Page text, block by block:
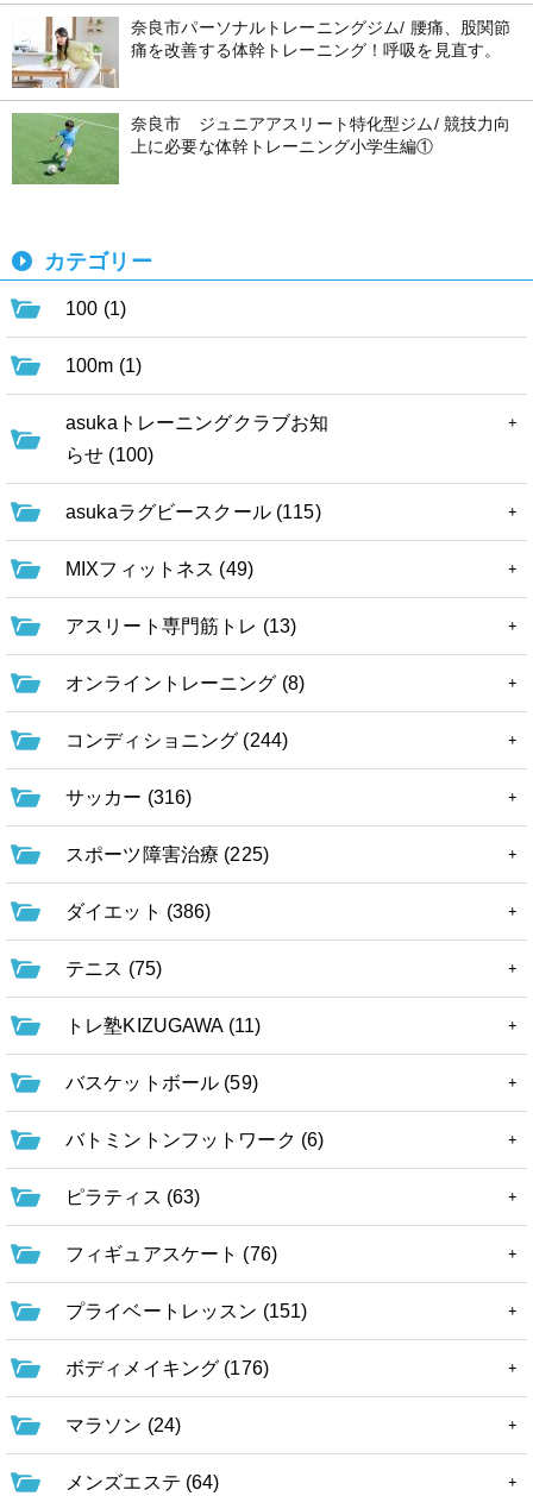
奈良市パーソナルトレーニングジム/ 腰痛、股関節
痛を改善する体幹トレーニング！呼吸を見直す。
奈良市 ジュニアアスリート特化型ジム/ 競技力向
上に必要な体幹トレーニング小学生編①
カテゴリー
100 (1)
100m (1)
asukaトレーニングクラブお知
らせ (100)
asukaラグビースクール (115)
MIXフィットネス (49)
アスリート専門筋トレ (13)
オンライントレーニング (8)
コンディショニング (244)
サッカー (316)
スポーツ障害治療 (225)
ダイエット (386)
テニス (75)
トレ塾KIZUGAWA (11)
バスケットボール (59)
バトミントンフットワーク (6)
ピラティス (63)
フィギュアスケート (76)
プライベートレッスン (151)
ボディメイキング (176)
マラソン (24)
メンズエステ (64)